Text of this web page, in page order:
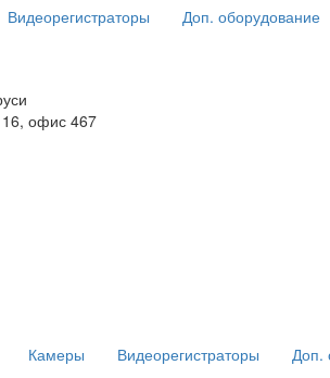
Видеорегистраторы Доп. оборудование
офис 467
Камеры Видеорегистраторы Доп.